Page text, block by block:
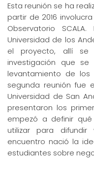
Esta reunión se ha
partir de 2016
Observatorio
Universidad de los
el proyecto, allí se
investigación que
levantamiento de los
segunda reunión fue
Universidad de San
presentaron los
empezó a definir
utilizar para
encuentro nació la
estudiantes sobre